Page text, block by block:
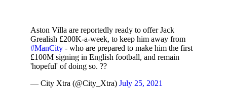
Aston Villa are reportedly ready to offer Jack
Grealish £200K-a-week, to keep him away from
#ManCity - who are prepared to make him the first
£100M signing in English football, and remain
'hopeful' of doing so. ??
— City Xtra (@City_Xtra) July 25, 2021